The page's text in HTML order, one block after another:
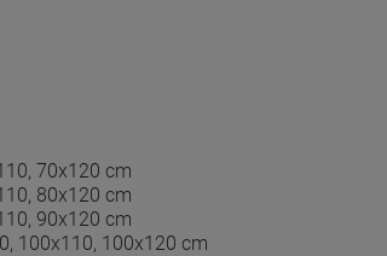
70x120 cm
80x120 cm
90x120 cm
100x110, 100x120 cm